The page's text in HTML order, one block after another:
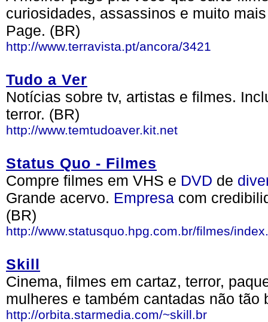
curiosidades, assassinos e muito
Page. (BR)
http://www.terravista.pt/ancora/3421
Tudo a Ver
Notícias sobre tv, artistas e filmes.
terror. (BR)
http://www.temtudoaver.kit.net
Status Quo - Filmes
Compre filmes em VHS e DVD de
Grande acervo. Empresa com
(BR)
http://www.statusquo.hpg.com.br/filmes/
Skill
Cinema, filmes em cartaz, terror,
mulheres e também cantadas não tão
http://orbita.starmedia.com/~skill.br